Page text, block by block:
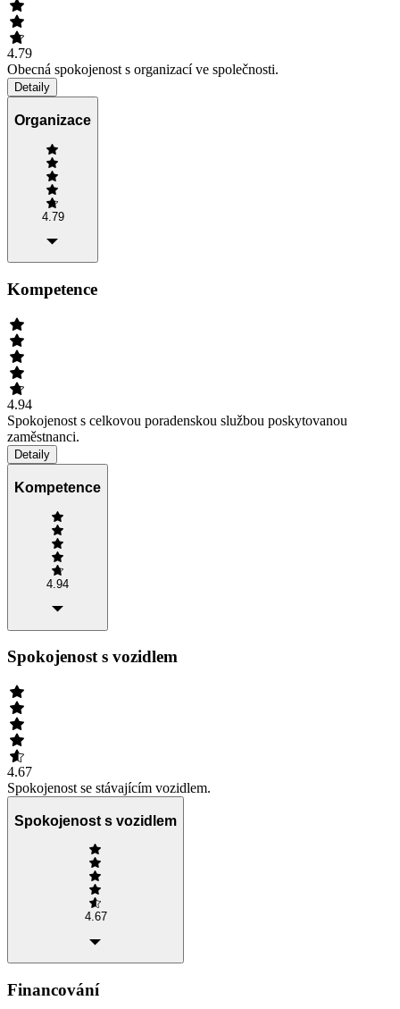
4.79
Obecná spokojenost s organizací ve společnosti.
Detaily
Organizace
4.79
Kompetence
4.94
Spokojenost s celkovou poradenskou službou poskytovanou
zaměstnanci.
Detaily
Kompetence
4.94
Spokojenost s vozidlem
4.67
Spokojenost se stávajícím vozidlem.
Spokojenost s vozidlem
4.67
Financování